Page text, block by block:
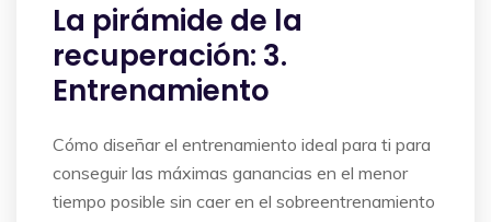
La pirámide de la
recuperación: 3.
Entrenamiento
Cómo diseñar el entrenamiento ideal para ti para
conseguir las máximas ganancias en el menor
tiempo posible sin caer en el sobreentrenamiento